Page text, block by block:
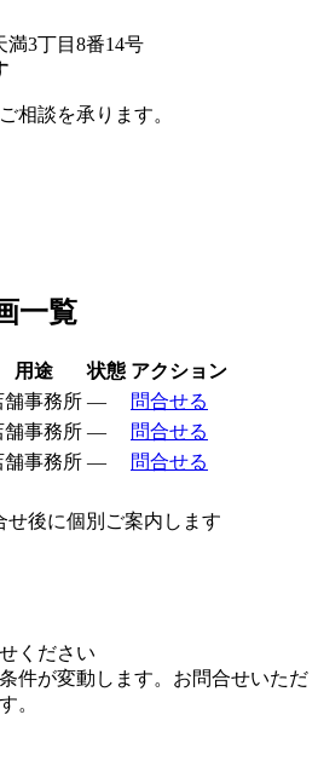
満3丁目8番14号
相談を承ります。
一覧
用途 状態 アクション
舗事務所 —
問合せる
舗事務所 —
問合せる
舗事務所 — 問合せる
せ後に個別ご案内します
ください
件が変動します。お問合せいただ
。